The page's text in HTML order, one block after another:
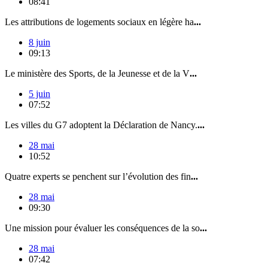
Les attributions de logements sociaux en légère ha...
8 juin
09:13
Le ministère des Sports, de la Jeunesse et de la V...
5 juin
07:52
Les villes du G7 adoptent la Déclaration de Nancy....
28 mai
10:52
Quatre experts se penchent sur l’évolution des fin...
28 mai
09:30
Une mission pour évaluer les conséquences de la so...
28 mai
07:42